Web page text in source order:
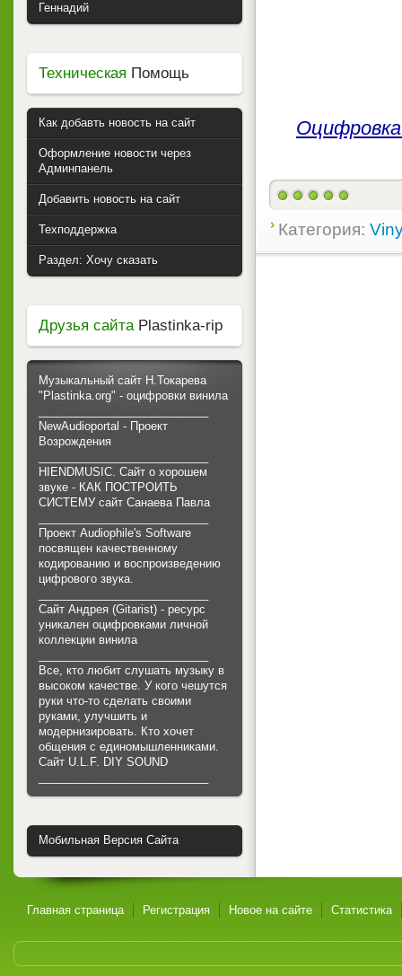
Оцифровка
Категория:
Геннадий
Техническая Помощь
Как добавть новость на сайт
Оформление новости через
Админпанель
Добавить новость на сайт
Техподдержка
Раздел: Хочу сказать
Друзья сайтаPlastinka-rip
Музыкальный сайт Н.Токарева
"Plastinka.org" - оцифровки винила
NewAudioportal - Проект
Возрождения
HIENDMUSIC. Сайт о хорошем
звуке - КАК ПОСТРОИТЬ
СИСТЕМУ сайт Санаева Павла
Проект Audiophile's Software
посвящен качественному
кодированию и воспроизведению
цифрового звука.
Сайт Андрея (Gitarist) - ресурс
уникален оцифровками личной
коллекции винила
Все, кто любит слушать музыку в
высоком качестве. У кого чешутся
руки что-то сделать своими
руками, улучшить и
модернизировать. Кто хочет
общения с единомышленниками.
Cайт U.L.F. DIY SOUND
Мобильная Версия Сайта
Главная страница Регистрация Новое на сайте Статистика